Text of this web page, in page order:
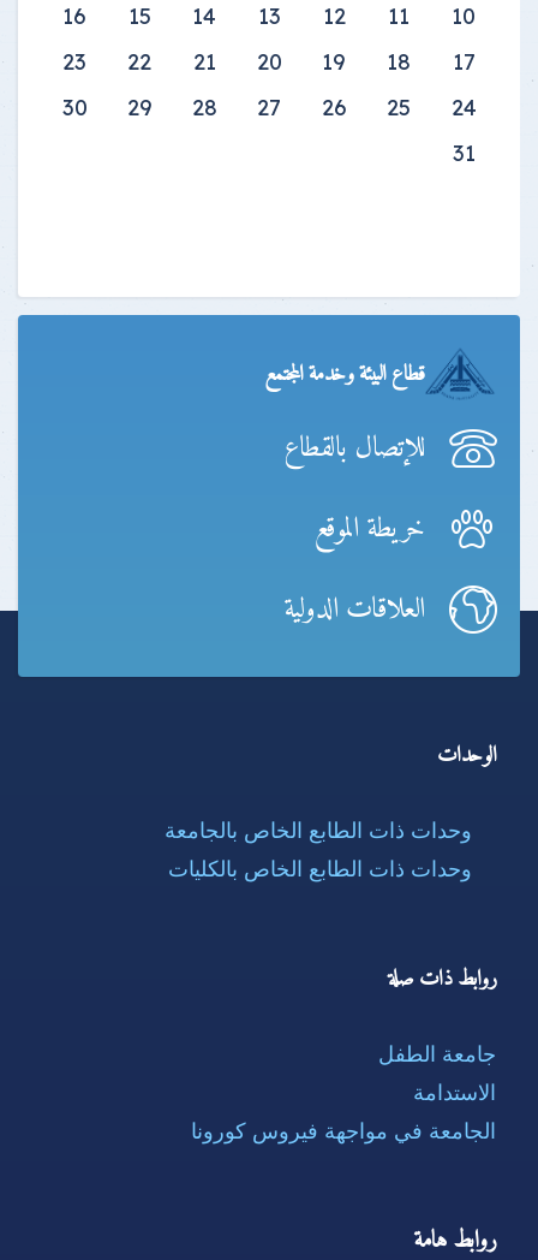
10
11
12
13
14
15
16
17
18
19
20
21
22
23
24
25
26
27
28
29
30
31
قطاع البيئة وخدمة المجتمع
للإتصال بالقطاع
خريطة الموقع
العلاقات الدولية
الوحدات
وحدات ذات الطابع الخاص بالجامعة
وحدات ذات الطابع الخاص بالكليات
روابط ذات صلة
جامعة الطفل
الاستدامة
الجامعة في مواجهة فيروس كورونا
روابط هامة